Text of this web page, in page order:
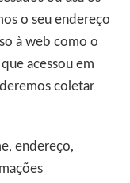
o seu endereço
à web como o
acessou em
coletar
endereço,